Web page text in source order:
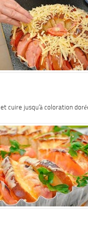
et cuire jusqu’à coloration